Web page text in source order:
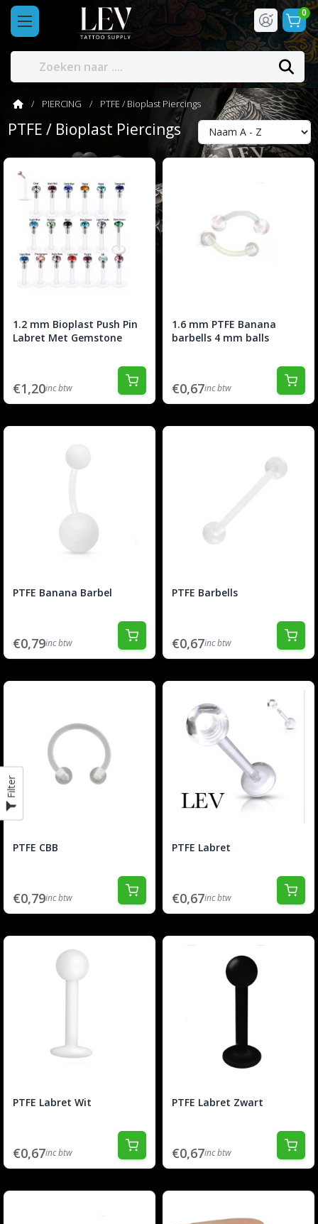
Filter
0
PIERCING PTFE / Bioplast Piercings
PTFE / Bioplast Piercings
1.2 mm Bioplast Push Pin
Labret Met Gemstone
€1,20inc btw
1.6 mm PTFE Banana
barbells 4 mm balls
€0,67inc btw
PTFE Banana Barbel
€0,79inc btw
PTFE Barbells
€0,67inc btw
PTFE CBB
€0,79inc btw
PTFE Labret
€0,67inc btw
PTFE Labret Wit
€0,67inc btw
PTFE Labret Zwart
€0,67inc btw